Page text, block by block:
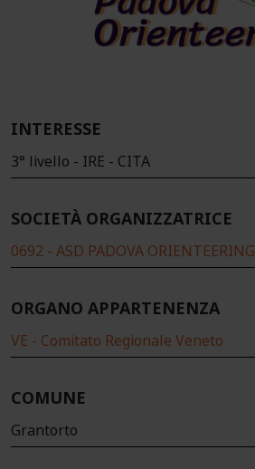
INTERESSE
3° livello - IRE - CITA
SOCIETÀ ORGANIZZATRICE
0692 - ASD PADOVA ORIENTEERING
ORGANO APPARTENENZA
VE - Comitato Regionale Veneto
COMUNE
Grantorto